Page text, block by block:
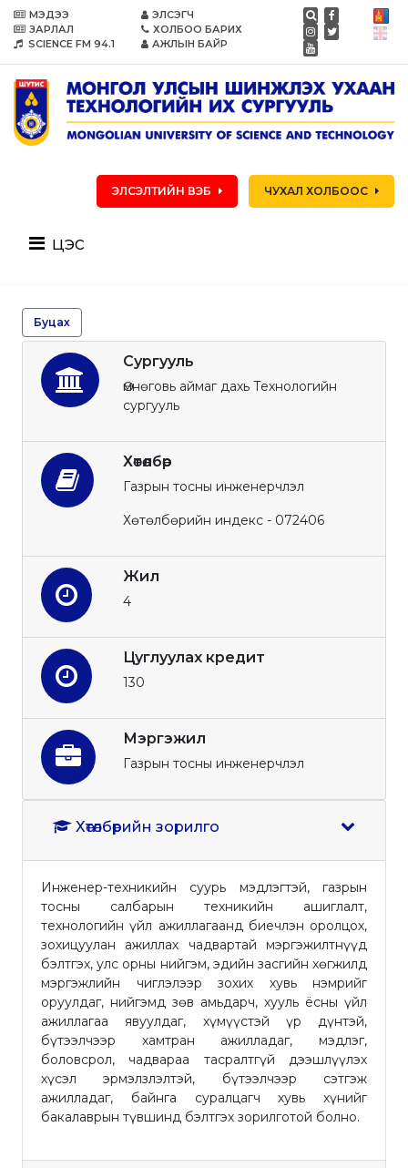
МЭДЭЭ
ЗАРЛАЛ
SCIENCE FM 94.1
ЭЛСЭГЧ
ХОЛБОО БАРИХ
АЖЛЫН БАЙР
ЭЛСЭЛТИЙН ВЭБ ЧУХАЛ ХОЛБООС
цэс
Буцах
Сургууль
Өмнөговь аймаг дахь Технологийн
сургууль
Хөтөлбөр
Газрын тосны инженерчлэл
Хөтөлбөрийн индекс - 072406
Жил
4
Цуглуулах кредит
130
Мэргэжил
Газрын тосны инженерчлэл
Хөтөлбөрийн зорилго
Инженер-техникийн суурь мэдлэгтэй, газрын
тосны салбарын техникийн ашиглалт,
технологийн үйл ажиллагаанд биечлэн оролцох,
зохицуулан ажиллах чадвартай мэргэжилтнүүд
бэлтгэх, улс орны нийгэм, эдийн засгийн хөгжилд
мэргэжлийн чиглэлээр зохих хувь нэмрийг
оруулдаг, нийгэмд зөв амьдарч, хууль ёсны үйл
ажиллагаа явуулдаг, хүмүүстэй үр дүнтэй,
бүтээлчээр хамтран ажилладаг, мэдлэг,
боловсрол, чадвараа тасралтгүй дээшлүүлэх
хүсэл эрмэлзлэлтэй, бүтээлчээр сэтгэж
ажилладаг, байнга суралцагч хувь хүнийг
бакалаврын түвшинд бэлтгэх зорилготой болно.